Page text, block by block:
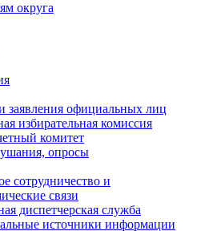
округа
заявления официальных лиц
избирательная комиссия
комитет
опросы
сотрудничество и
связи
диспетчерская служба
источники информации